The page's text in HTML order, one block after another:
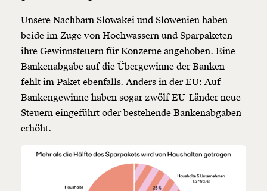
Unsere Nachbarn Slowakei und Slowenien haben
beide im Zuge von Hochwassern und Sparpaketen
ihre Gewinnsteuern für Konzerne angehoben. Eine
Bankenabgabe auf die Übergewinne der Banken
fehlt im Paket ebenfalls. Anders in der EU: Auf
Bankengewinne haben sogar zwölf EU-Länder neue
Steuern eingeführt oder bestehende Bankenabgaben
erhöht.